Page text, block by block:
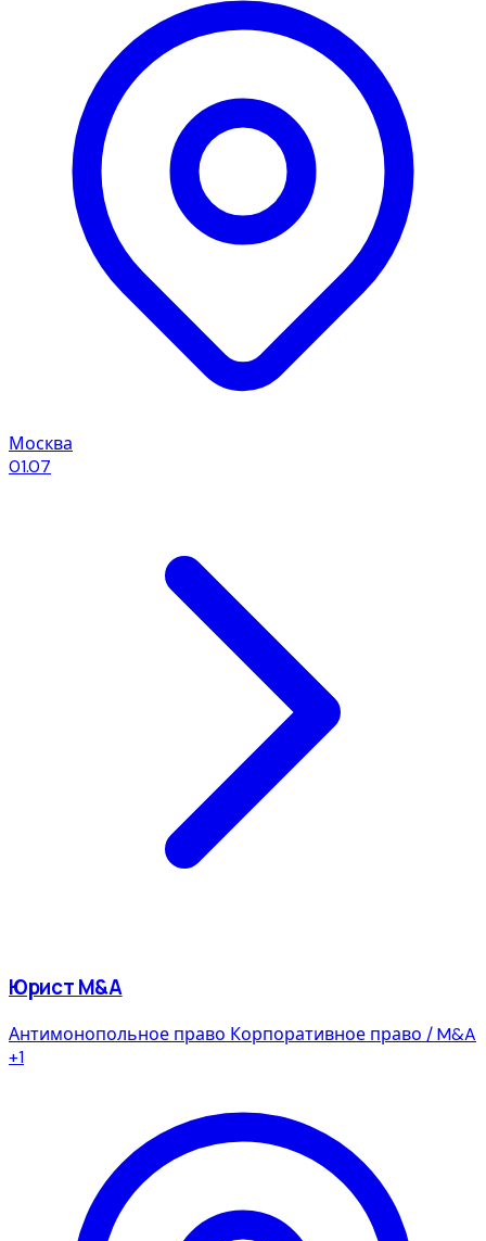
Москва
01.07
Юрист M&A
Антимонопольное право Корпоративное право / M&A
+1